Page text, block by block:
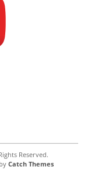
Reserved.
Catch Themes